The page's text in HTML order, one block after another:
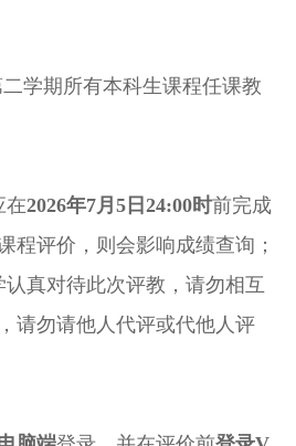
二学期所有本科生课程任课教
在2026年7月5日24:00时前完成
程评价，则会影响成绩查询；
认真对待此次评教，请勿相互
请勿请他人代评或代他人评